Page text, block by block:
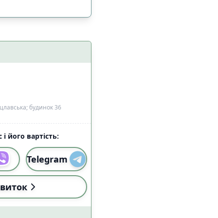
(18:00-22:59) 0
(18:00-22:59) 0
будинок 36
його вартість:
Telegram